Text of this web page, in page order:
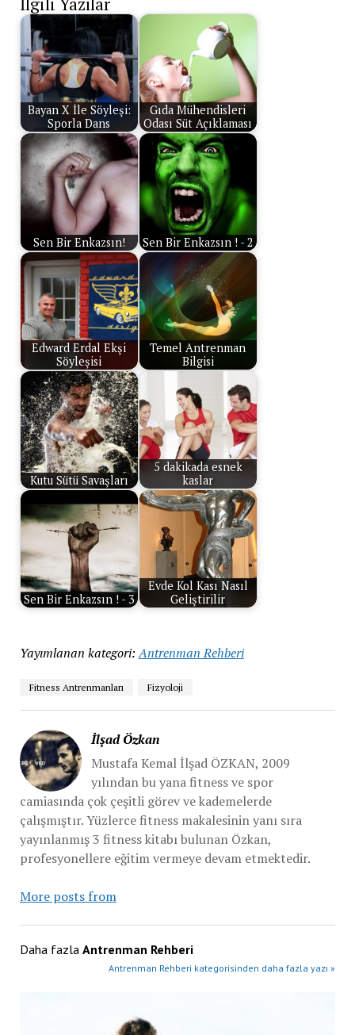
Bayan X İle Söyleşi:
Sporla Dans
Gıda Mühendisleri
Odası Süt Açıklaması
Sen Bir Enkazsın! Sen Bir Enkazsın ! - 2
Edward Erdal Ekşi
Söyleşisi
Temel Antrenman
Bilgisi
Kutu Sütü Savaşları
5 dakikada esnek
kaslar
Sen Bir Enkazsın ! - 3
Evde Kol Kası Nasıl
Geliştirilir
Yayımlanan kategori: Antrenman Rehberi
Fitness Antrenmanları Fizyoloji
İlşad Özkan
Mustafa Kemal İlşad ÖZKAN, 2009
yılından bu yana fitness ve spor
camiasında çok çeşitli görev ve kademelerde
çalışmıştır. Yüzlerce fitness makalesinin yanı sıra
yayınlanmış 3 fitness kitabı bulunan Özkan,
profesyonellere eğitim vermeye devam etmektedir.
More posts from
Daha fazla Antrenman Rehberi
Antrenman Rehberi kategorisinden daha fazla yazı »